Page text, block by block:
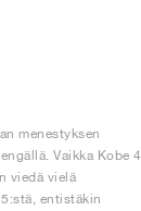
menestyksen
Vaikka Kobe 4
viedä vielä
entistäkin